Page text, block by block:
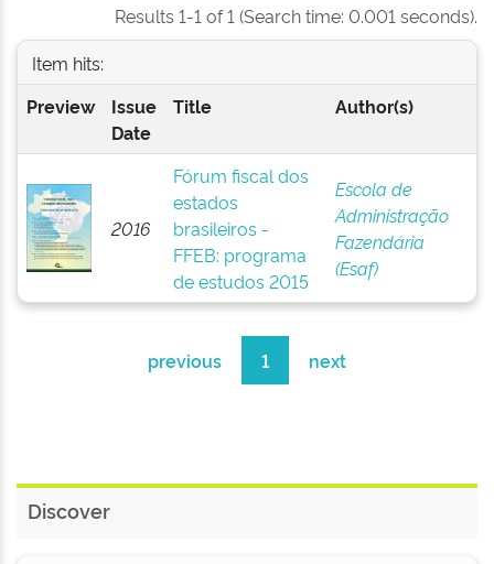
Results 1-1 of 1 (Search time: 0.001 seconds).
Item hits:
Preview
Issue
Date
Title Author(s)
2016
Fórum fiscal dos
estados
brasileiros -
FFEB: programa
de estudos 2015
Escola de
Administração
Fazendária
(Esaf)
previous 1 next
Discover